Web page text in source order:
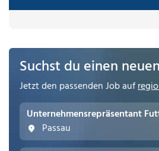
Suchst du einen
Jetzt den passenden Job auf
Unternehmensrepräsentant
Passau